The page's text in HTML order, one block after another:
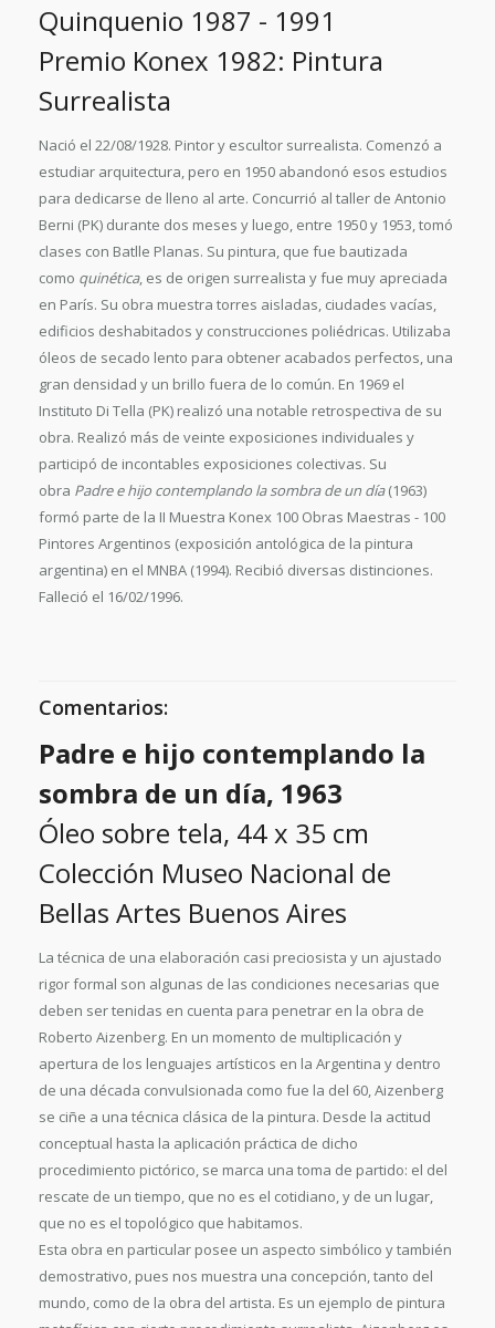
Quinquenio 1987 - 1991
Premio Konex 1982: Pintura
Surrealista
Nació el 22/08/1928. Pintor y escultor surrealista. Comenzó a
estudiar arquitectura, pero en 1950 abandonó esos estudios
para dedicarse de lleno al arte. Concurrió al taller de Antonio
Berni (PK) durante dos meses y luego, entre 1950 y 1953, tomó
clases con Batlle Planas. Su pintura, que fue bautizada
como quinética, es de origen surrealista y fue muy apreciada
en París. Su obra muestra torres aisladas, ciudades vacías,
edificios deshabitados y construcciones poliédricas. Utilizaba
óleos de secado lento para obtener acabados perfectos, una
gran densidad y un brillo fuera de lo común. En 1969 el
Instituto Di Tella (PK) realizó una notable retrospectiva de su
obra. Realizó más de veinte exposiciones individuales y
participó de incontables exposiciones colectivas. Su
obra Padre e hijo contemplando la sombra de un día(1963)
formó parte de la II Muestra Konex 100 Obras Maestras - 100
Pintores Argentinos (exposición antológica de la pintura
argentina) en el MNBA (1994). Recibió diversas distinciones.
Falleció el 16/02/1996.
Comentarios:
Padre e hijo contemplando la
sombra de un día, 1963
Óleo sobre tela, 44 x 35 cm
Colección Museo Nacional de
Bellas Artes Buenos Aires
La técnica de una elaboración casi preciosista y un ajustado
rigor formal son algunas de las condiciones necesarias que
deben ser tenidas en cuenta para penetrar en la obra de
Roberto Aizenberg. En un momento de multiplicación y
apertura de los lenguajes artísticos en la Argentina y dentro
de una década convulsionada como fue la del 60, Aizenberg
se ciñe a una técnica clásica de la pintura. Desde la actitud
conceptual hasta la aplicación práctica de dicho
procedimiento pictórico, se marca una toma de partido: el del
rescate de un tiempo, que no es el cotidiano, y de un lugar,
que no es el topológico que habitamos.
Esta obra en particular posee un aspecto simbólico y también
demostrativo, pues nos muestra una concepción, tanto del
mundo, como de la obra del artista. Es un ejemplo de pintura